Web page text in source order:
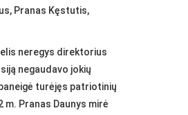
Pranas Kęstutis,
neregys direktorius
negaudavo jokių
turėjęs patriotinių
Pranas Daunys mirė